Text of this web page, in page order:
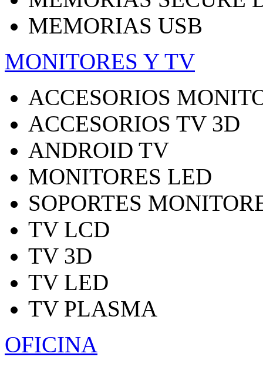
MEMORIAS USB
MONITORES Y TV
ACCESORIOS
ACCESORIOS TV 3D
ANDROID TV
MONITORES LED
SOPORTES
TV LCD
TV 3D
TV LED
TV PLASMA
OFICINA